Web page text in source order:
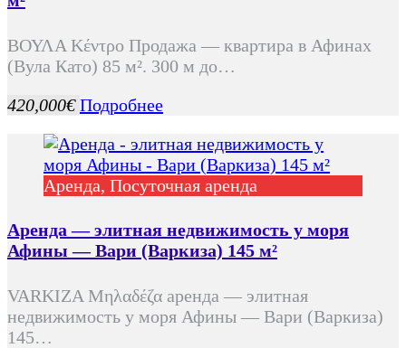
ΒΟΥΛΑ Κέντρο Продажа — квартира в Афинах
(Вула Като) 85 м². 300 м до…
420,000€Подробнее
Аренда, Посуточная аренда
Аренда — элитная недвижимость у моря
Афины — Вари (Варкиза) 145 м²
VARKIZA Μηλαδέζα аренда — элитная
недвижимость у моря Афины — Вари (Варкиза)
145…